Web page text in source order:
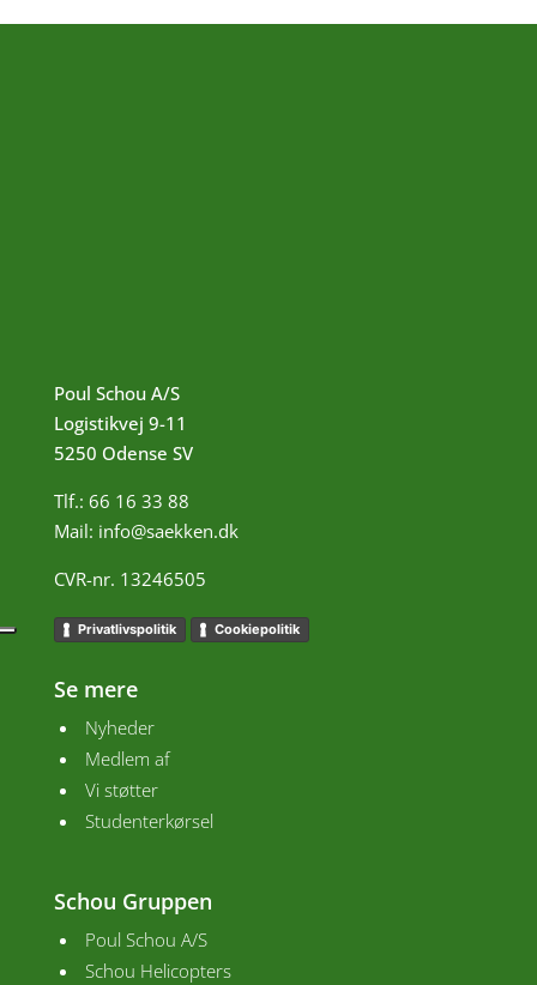
Poul Schou A/S
Logistikvej 9-11
5250 Odense SV
Tlf.: 66 16 33 88
Mail: info@saekken.dk
CVR-nr. 13246505
Privatlivspolitik Cookiepolitik
Se mere
Nyheder
Medlem af
Vi støtter
Studenterkørsel
Schou Gruppen
Poul Schou A/S
Schou Helicopters